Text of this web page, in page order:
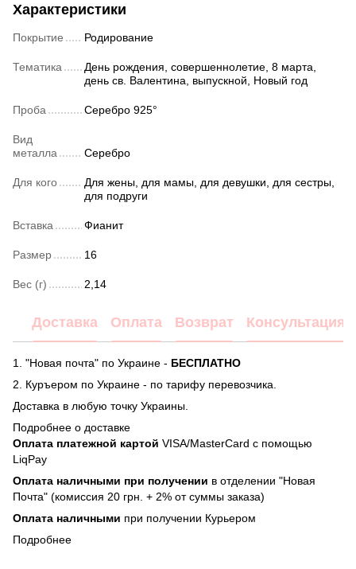
Характеристики
Покрытие Родирование
Тематика
День рождения, совершеннолетие, 8 марта,
день св. Валентина, выпускной, Новый год
Проба Серебро 925°
Вид
металла
Серебро
Для кого
Для жены, для мамы, для девушки, для сестры,
для подруги
Вставка Фианит
Размер 16
Вес (г) 2,14
Доставка Оплата Возврат Консультация
1. "Новая почта" по Украине - БЕСПЛАТНО
2. Куръером по Украине - по тарифу перевозчика.
Доставка в любую точку Украины.
Подробнее о доставке
Оплата платежной картой VISA/MasterCard с помощью
LiqPay
Оплата наличными при получении в отделении "Новая
Почта" (комиссия 20 грн. + 2% от суммы заказа)
Оплата наличными при получении Курьером
Подробнее